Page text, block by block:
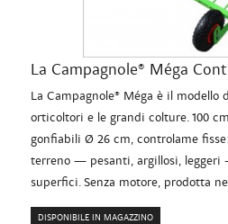
La Campagnole® Méga
La Campagnole® Méga è il
orticoltori e le grandi colture. 100
gonfiabili Ø 26 cm, controlame
terreno — pesanti, argillosi, leggeri
superfici. Senza motore, prodotta
DISPONIBILE IN MAGAZZINO